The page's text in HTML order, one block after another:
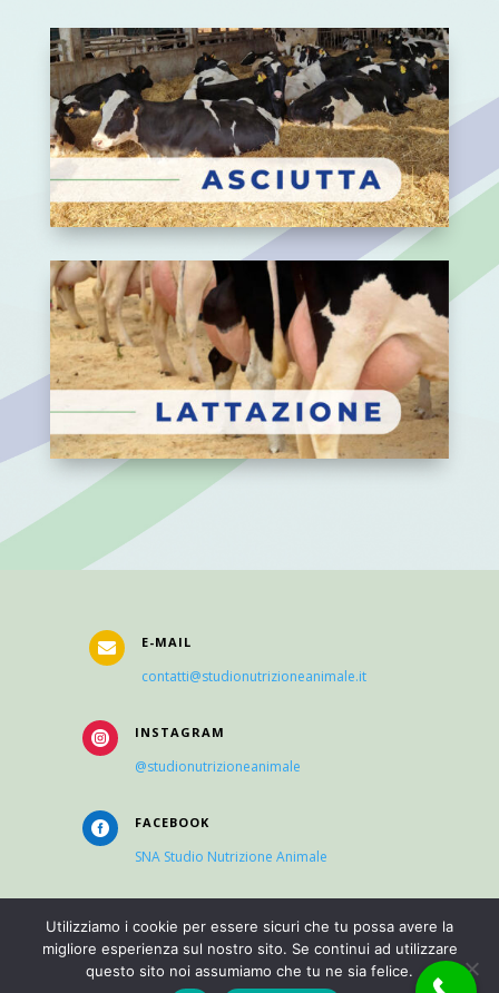
 E-MAIL
contatti@studionutrizioneanimale.it
 INSTAGRAM
@studionutrizioneanimale
 FACEBOOK
SNA Studio Nutrizione Animale
 COOKIES
Utilizziamo i cookie per essere sicuri che tu possa avere la
migliore esperienza sul nostro sito. Se continui ad utilizzare
questo sito noi assumiamo che tu ne sia felice.